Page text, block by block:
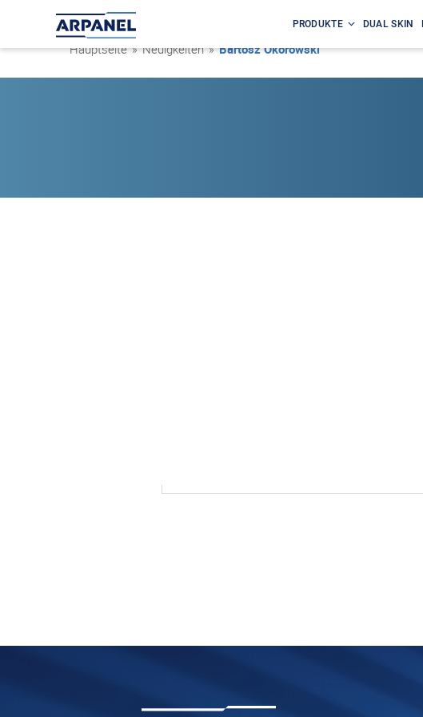
PRODUKTE DUAL SKIN
Hauptseite » Neuigkeiten »Bartosz Okorowski